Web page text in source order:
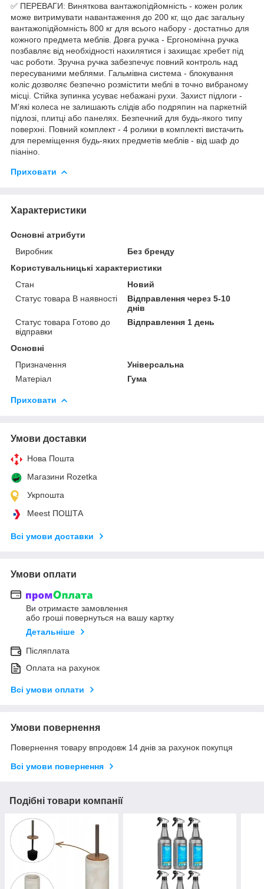
✅ ПЕРЕВАГИ: Виняткова вантажопідйомність - кожен ролик
може витримувати навантаження до 200 кг, що дає загальну
вантажопідйомність 800 кг для всього набору - достатньо для
кожного предмета меблів. Довга ручка - Ергономічна ручка
позбавляє від необхідності нахилятися і захищає хребет під
час роботи. Зручна ручка забезпечує повний контроль над
пересуваними меблями. Гальмівна система - блокування
коліс дозволяє безпечно розмістити меблі в точно вибраному
місці. Стійка зупинка усуває небажані рухи. Захист підлоги -
М'які колеса не залишають слідів або подряпин на паркетній
підлозі, плитці або панелях. Безпечний для будь-якого типу
поверхні. Повний комплект - 4 ролики в комплекті вистачить
для переміщення будь-яких предметів меблів - від шаф до
піаніно.
Приховати
Характеристики
Основні атрибути
Виробник
Без бренду
Користувальницькі характеристики
Стан
Новий
Статус товара В наявності
Відправлення через 5-10
днів
Статус товара Готово до
відправки
Відправлення 1 день
Основні
Призначення
Універсальна
Матеріал
Гума
Приховати
Умови доставки
Нова Пошта
Магазини Rozetka
Укрпошта
Meest ПОШТА
Всі умови доставки
Умови оплати
Ви отримаєте замовлення
або гроші повернуться на вашу картку
Детальніше
Післяплата
Оплата на рахунок
Всі умови оплати
Умови повернення
Повернення товару впродовж 14 днів за рахунок покупця
Всі умови повернення
Подібні товари компанії